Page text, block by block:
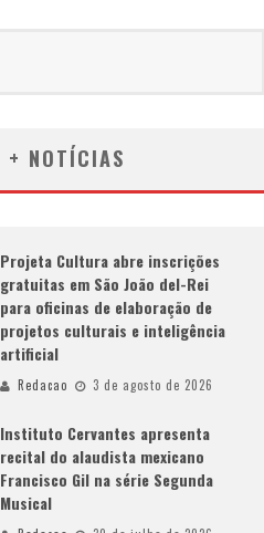
+ NOTÍCIAS
Projeta Cultura abre inscrições
gratuitas em São João del-Rei
para oficinas de elaboração de
projetos culturais e inteligência
artificial
Redacao 3 de agosto de 2026
Instituto Cervantes apresenta
recital do alaudista mexicano
Francisco Gil na série Segunda
Musical